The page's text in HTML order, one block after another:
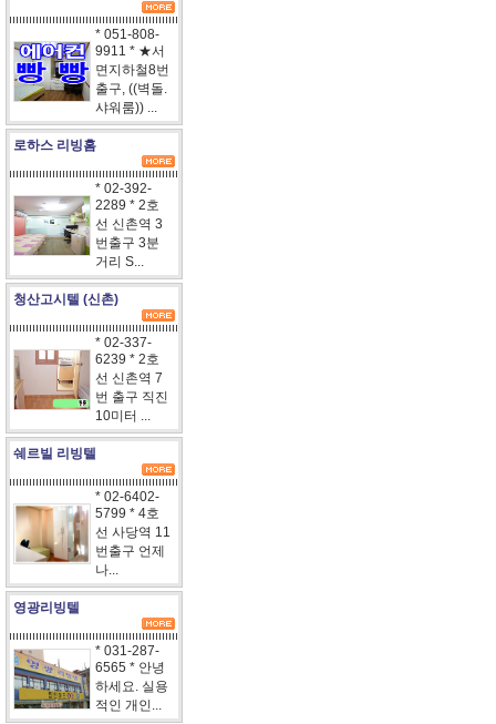
* 051-808-
9911 * ★서
면지하철8번
출구, ((벽돌.
샤워룸)) ...
로하스 리빙홈
* 02-392-
2289 * 2호
선 신촌역 3
번출구 3분
거리 S...
청산고시텔 (신촌)
* 02-337-
6239 * 2호
선 신촌역 7
번 출구 직진
10미터 ...
쉐르빌 리빙텔
* 02-6402-
5799 * 4호
선 사당역 11
번출구 언제
나...
영광리빙텔
* 031-287-
6565 * 안녕
하세요. 실용
적인 개인...